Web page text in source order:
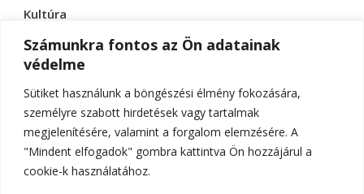
Számunkra fontos az Ön adatainak
védelme
Sütiket használunk a böngészési élmény fokozására,
személyre szabott hirdetések vagy tartalmak
megjelenítésére, valamint a forgalom elemzésére. A
"Mindent elfogadok" gombra kattintva Ön hozzájárul a
cookie-k használatához.
Kultúra
Sport
Tudomány